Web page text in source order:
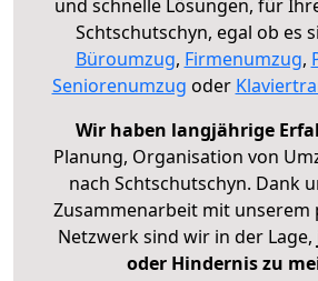
und schnelle Lösungen, für
Schtschutschyn, egal ob es
Büroumzug, Firmenumzug,
Seniorenumzug oder
Wir haben langjährige
Planung, Organisation von
nach Schtschutschyn. Dank
Zusammenarbeit mit unserem
Netzwerk sind wir in der Lage,
oder Hindernis zu